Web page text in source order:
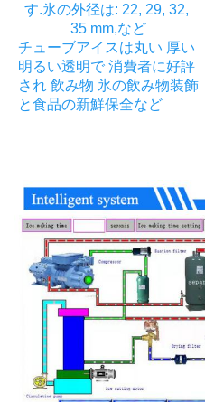
す.氷の外径は: 22, 29, 32,
35 mm,など
チューブアイスは丸い 厚い
明るい透明で 消費者に好評
され 飲み物 氷の飲み物装飾
と食品の新鮮保全など